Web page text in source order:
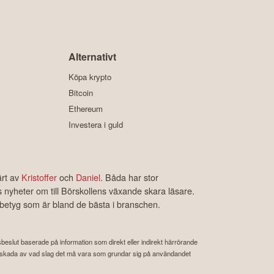
Alternativt
Köpa krypto
Bitcoin
Ethereum
Investera i guld
av Kristofferoch Daniel. Båda har stor
om till Börskollens växande skara läsare.
som är bland de bästa i branschen.
baserade på information som direkt eller indirekt härrörande
av vad slag det må vara som grundar sig på användandet